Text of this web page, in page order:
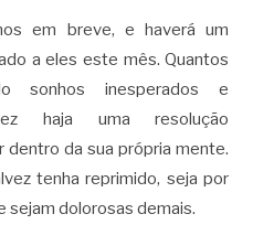
em breve, e haverá um
a eles este mês. Quantos
inesperados e
haja uma resolução
dentro da sua própria mente.
tenha reprimido, seja por
sejam dolorosas demais.